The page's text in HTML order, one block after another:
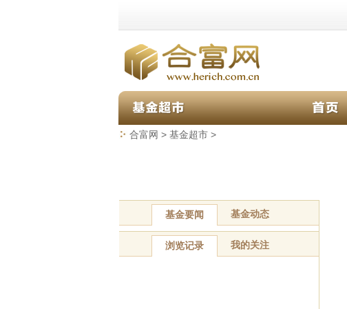
合富网 > 基金超市 >
基金要闻 基金动态
浏览记录 我的关注